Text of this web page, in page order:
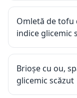
Omletă de tofu
indice glicemic
Brioșe cu ou,
glicemic scăzut